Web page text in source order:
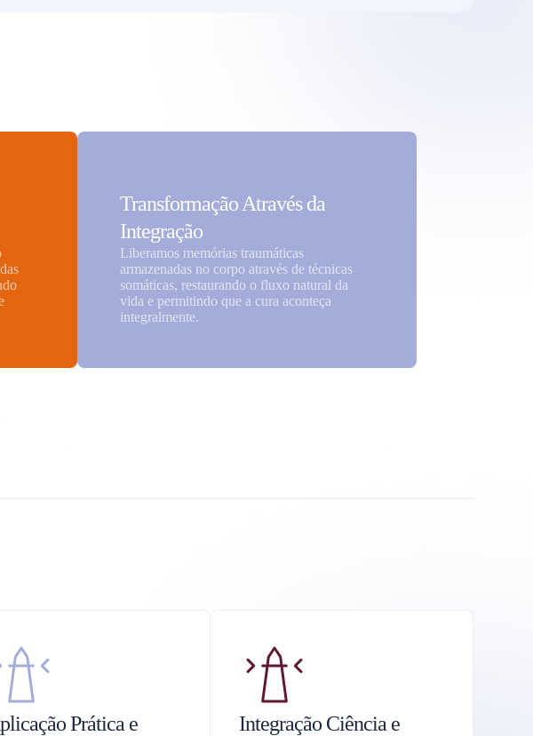
Transformação Através da
Integração
Liberamos memórias traumáticas
armazenadas no corpo através de técnicas
somáticas, restaurando o fluxo natural da
vida e permitindo que a cura aconteça
integralmente.
Prática e
Integração Ciência e